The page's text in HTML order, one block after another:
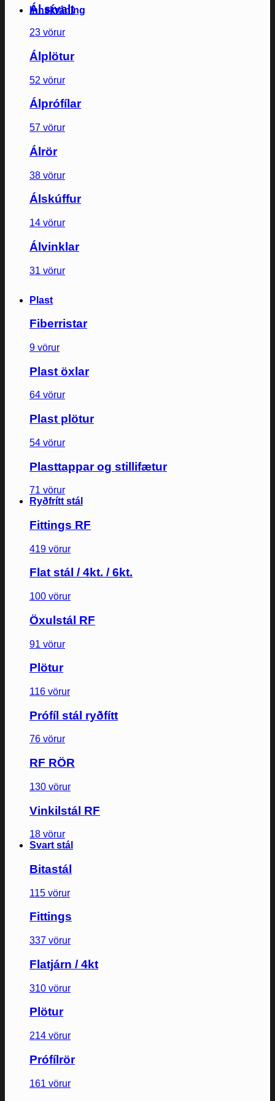
Innskráning
Ál sívalt
23 vörur
Álplötur
52 vörur
Álprófílar
57 vörur
Álrör
38 vörur
Álskúffur
14 vörur
Álvinklar
31 vörur
Plast
Fiberristar
9 vörur
Plast öxlar
64 vörur
Plast plötur
54 vörur
Plasttappar og stillifætur
71 vörur
Ryðfrítt stál
Fittings RF
419 vörur
Flat stál / 4kt. / 6kt.
100 vörur
Öxulstál RF
91 vörur
Plötur
116 vörur
Prófíl stál ryðfítt
76 vörur
RF RÖR
130 vörur
Vinkilstál RF
18 vörur
Svart stál
Bitastál
115 vörur
Fittings
337 vörur
Flatjárn / 4kt
310 vörur
Plötur
214 vörur
Prófílrör
161 vörur